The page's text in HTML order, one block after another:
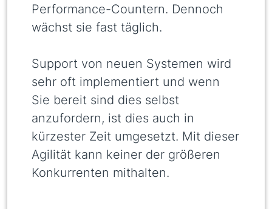
Performance-Countern. Dennoch
wächst sie fast täglich.
Support von neuen Systemen wird
sehr oft implementiert und wenn
Sie bereit sind dies selbst
anzufordern, ist dies auch in
kürzester Zeit umgesetzt. Mit dieser
Agilität kann keiner der größeren
Konkurrenten mithalten.